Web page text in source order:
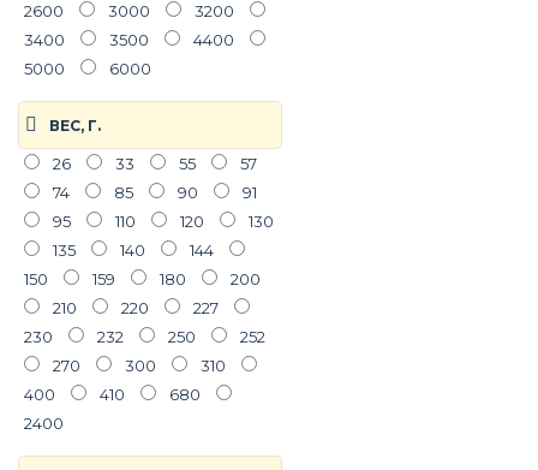
2600
3000
3200
3400
3500
4400
5000
6000
ВЕС, Г.
26 33 55
57
74
85 90
91
95
110 120
130
135
140
144
150
159 180
200
210
220
227
230
232 250
252
270
300
310
400
410
680
2400